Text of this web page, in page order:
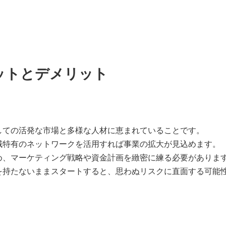
とデメリット
の活発な市場と多様な人材に恵まれていることです。
有のネットワークを活用すれば事業の拡大が見込めます。
マーケティング戦略や資金計画を緻密に練る必要がありま
たないままスタートすると、思わぬリスクに直面する可能